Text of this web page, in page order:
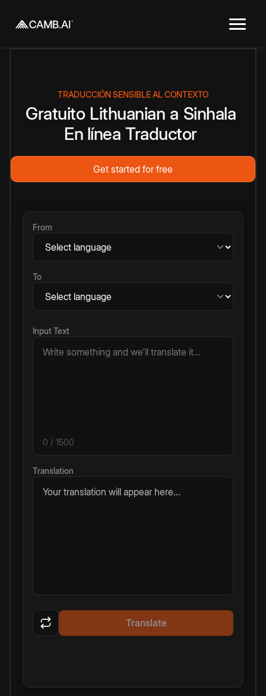
TRADUCCIÓN SENSIBLE AL CONTEXTO
Gratuito Lithuanian a Sinhala
En línea Traductor
Get started for free
From
To
Input Text
0 / 1500
Translation
Your translation will appear here...
Translate